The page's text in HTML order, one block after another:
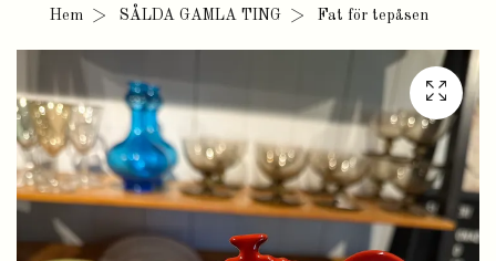
Hem SÅLDA GAMLA TING Fat för tepåsen